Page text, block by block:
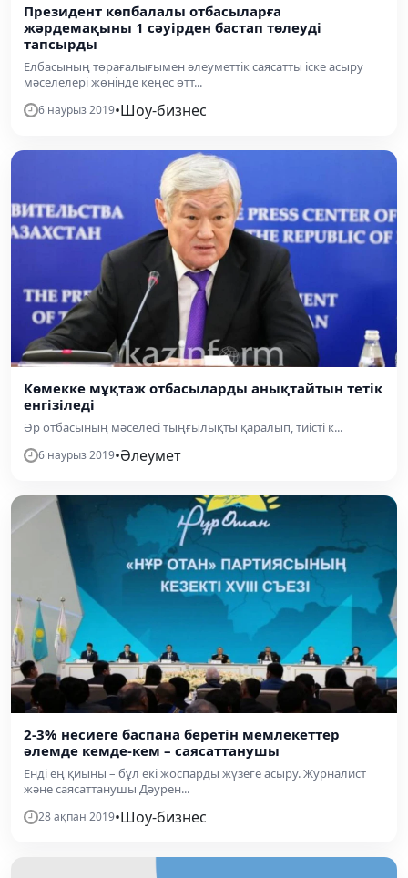
Президент көпбалалы отбасыларға
жәрдемақыны 1 сәуірден бастап төлеуді
тапсырды
Елбасының төрағалығымен әлеуметтік саясатты іске асыру
мәселелері жөнінде кеңес өтт...
6 наурыз 2019•Шоу-бизнес
Көмекке мұқтаж отбасыларды анықтайтын тетік
енгізіледі
Әр отбасының мәселесі тыңғылықты қаралып, тиісті к...
6 наурыз 2019•Әлеумет
2-3% несиеге баспана беретін мемлекеттер
әлемде кемде-кем – саясаттанушы
Енді ең қиыны – бұл екі жоспарды жүзеге асыру. Журналист
және саясаттанушы Дәурен...
28 ақпан 2019•Шоу-бизнес